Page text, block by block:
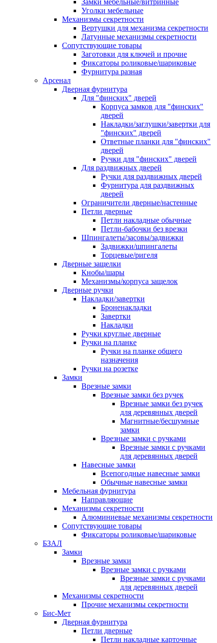
Замки мебельные/витринные
Уголки мебельные
Механизмы секретности
Вертушки для механизма секретности
Латунные механизмы секретности
Сопутствующие товары
Заготовки для ключей и прочие
Фиксаторы роликовые/шариковые
Фурнитура разная
Арсенал
Дверная фурнитура
Для "финских" дверей
Корпуса замков для "финских"
дверей
Накладки/заглушки/завертки для
"финских" дверей
Ответные планки для "финских"
дверей
Ручки для "финских" дверей
Для раздвижных дверей
Ручки для раздвижных дверей
Фурнитура для раздвижных
дверей
Ограничители дверные/настенные
Петли дверные
Петли накладные обычные
Петли-бабочки без врезки
Шпингалеты/засовы/задвижки
Задвижки/шпингалеты
Торцевые/ригеля
Дверные защелки
Кнобы/шары
Механизмы/корпуса защелок
Дверные ручки
Накладки/завертки
Броненакладки
Завертки
Накладки
Ручки круглые дверные
Ручки на планке
Ручки на планке общего
назначения
Ручки на розетке
Замки
Врезные замки
Врезные замки без ручек
Врезные замки без ручек
для деревянных дверей
Магнитные/бесшумные
замки
Врезные замки с ручками
Врезные замки с ручками
для деревянных дверей
Навесные замки
Всепогодные навесные замки
Обычные навесные замки
Мебельная фурнитура
Направляющие
Механизмы секретности
Алюминиевые механизмы секретности
Сопутствующие товары
Фиксаторы роликовые/шариковые
БЗАЛ
Замки
Врезные замки
Врезные замки с ручками
Врезные замки с ручками
для деревянных дверей
Механизмы секретности
Прочие механизмы секретности
Бис-Мет
Дверная фурнитура
Петли дверные
Петли накладные карточные